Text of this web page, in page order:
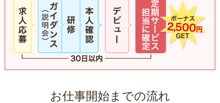
お仕事開始までの流れ